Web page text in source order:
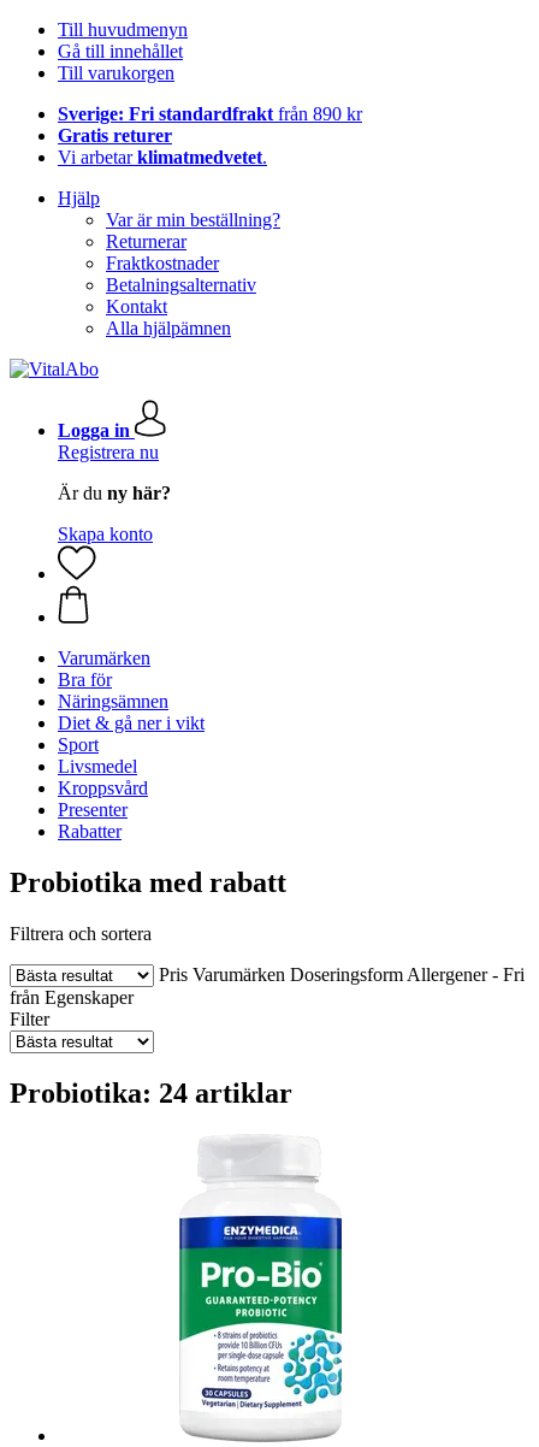
Till huvudmenyn
Gå till innehållet
Till varukorgen
Sverige: Fri standardfrakt från 890 kr
Gratis returer
Vi arbetarklimatmedvetet.
Hjälp
Var är min beställning?
Returnerar
Fraktkostnader
Betalningsalternativ
Kontakt
Alla hjälpämnen
Logga in
Registrera nu
Är du ny här?
Skapa konto
Varumärken
Bra för
Näringsämnen
Diet & gå ner i vikt
Sport
Livsmedel
Kroppsvård
Presenter
Rabatter
Probiotika med rabatt
Filtrera och sortera
Pris Varumärken Doseringsform Allergener - Fri
från Egenskaper
Filter
Probiotika: 24 artiklar